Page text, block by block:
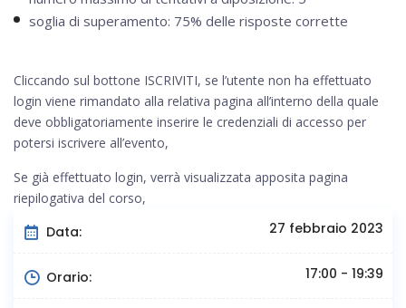
soglia di superamento: 75% delle risposte corrette
Cliccando sul bottone ISCRIVITI, se l’utente non ha effettuato
login viene rimandato alla relativa pagina all’interno della quale
deve obbligatoriamente inserire le credenziali di accesso per
potersi iscrivere all’evento,
Se già effettuato login, verrà visualizzata apposita pagina
riepilogativa del corso,
Data: 27 febbraio 2023
Orario: 17:00 - 19:39